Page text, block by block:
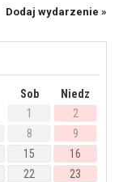
Dodaj wydarzenie »
Sob
Niedz
1
2
8
9
15
16
22
23